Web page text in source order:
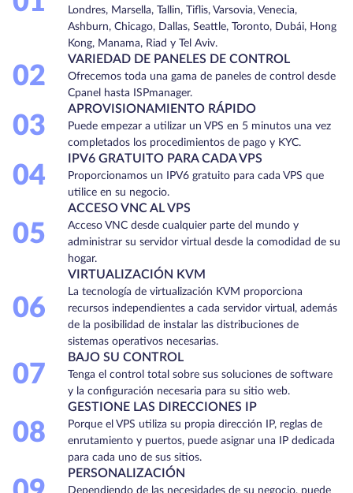
Londres, Marsella, Tallin, Tiflis, Varsovia, Venecia,
Ashburn, Chicago, Dallas, Seattle, Toronto, Dubái, Hong
Kong, Manama, Riad y Tel Aviv.
02
VARIEDAD DE PANELES DE CONTROL
Ofrecemos toda una gama de paneles de control desde
Cpanel hasta ISPmanager.
03
APROVISIONAMIENTO RÁPIDO
Puede empezar a utilizar un VPS en 5 minutos una vez
completados los procedimientos de pago y KYC.
04
IPV6 GRATUITO PARA CADA VPS
Proporcionamos un IPV6 gratuito para cada VPS que
utilice en su negocio.
05
ACCESO VNC AL VPS
Acceso VNC desde cualquier parte del mundo y
administrar su servidor virtual desde la comodidad de su
hogar.
06
VIRTUALIZACIÓN KVM
La tecnología de virtualización KVM proporciona
recursos independientes a cada servidor virtual, además
de la posibilidad de instalar las distribuciones de
sistemas operativos necesarias.
07
BAJO SU CONTROL
Tenga el control total sobre sus soluciones de software
y la configuración necesaria para su sitio web.
08
GESTIONE LAS DIRECCIONES IP
Porque el VPS utiliza su propia dirección IP, reglas de
enrutamiento y puertos, puede asignar una IP dedicada
para cada uno de sus sitios.
PERSONALIZACIÓN
Dependiendo de las necesidades de su negocio, puede